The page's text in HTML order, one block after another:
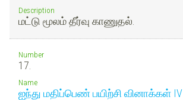
Description
மட்டு மூலம் தீர்வு காணுதல்.
Number
17.
Name
ஐந்து மதிப்பெண் பயிற்சி வினாக்கள் IV